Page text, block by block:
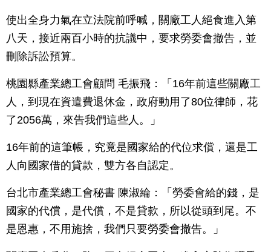
使出全身力氣在立法院前呼喊，關廠工人絕食進入第
八天，接近兩百小時的抗議中，要求勞委會撤告，並
刪除訴訟預算。
桃園縣產業總工會顧問 毛振飛：「16年前這些關廠工
人，到現在資遣費退休金，政府動用了80位律師，花
了2056萬，來告我們這些人。」
16年前的這筆帳，究竟是國家給的代位求償，還是工
人向國家借的貸款，雙方各自認定。
台北市產業總工會秘書 陳淑綸：「勞委會給的錢，是
國家的代償，是代償，不是貸款，所以從頭到尾。不
是恩惠，不用施捨，我們只要勞委會撤告。」